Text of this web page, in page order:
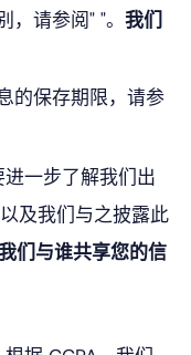
请参阅" "。 我们
的保存期限，请参
进一步了解我们出
及我们与之披露此
们与谁共享您的信